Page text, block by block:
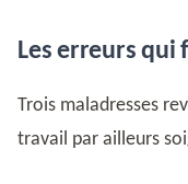
Les erreurs qui
Trois maladresses
travail par ailleurs